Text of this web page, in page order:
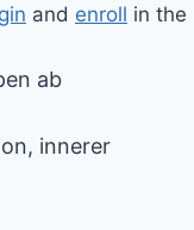
and enroll in the
ab
innerer